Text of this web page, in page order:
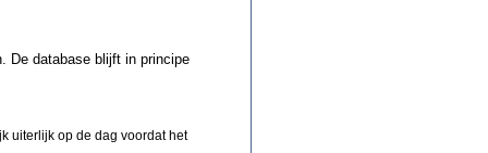
De database blijft in principe
uiterlijk op de dag voordat het